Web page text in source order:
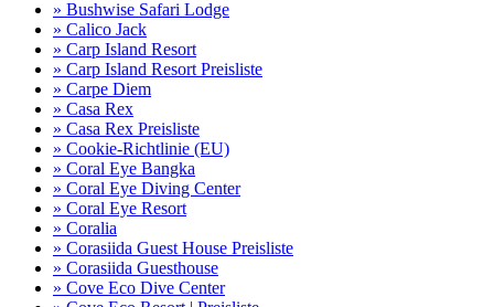
» Bushwise Safari Lodge
» Calico Jack
» Carp Island Resort
» Carp Island Resort Preisliste
» Carpe Diem
» Casa Rex
» Casa Rex Preisliste
» Cookie-Richtlinie (EU)
» Coral Eye Bangka
» Coral Eye Diving Center
» Coral Eye Resort
» Coralia
» Corasiida Guest House Preisliste
» Corasiida Guesthouse
» Cove Eco Dive Center